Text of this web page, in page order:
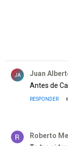
JA Juan
Antes de
RESPONDER
Roberto